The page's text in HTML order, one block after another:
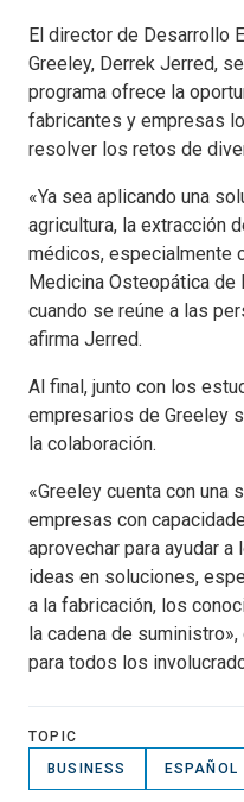
El director de Desarrollo
Greeley, Derrek Jerred,
programa ofrece la
fabricantes y empresas
resolver los retos de
«Ya sea aplicando una
agricultura, la extracción
médicos, especialmente
Medicina Osteopática de
cuando se reúne a las
afirma Jerred.
Al final, junto con los
empresarios de Greeley
la colaboración.
«Greeley cuenta con una
empresas con
aprovechar para ayudar
ideas en soluciones,
a la fabricación, los
la cadena de
para todos los
TOPIC
BUSINESS
ESPAÑOL